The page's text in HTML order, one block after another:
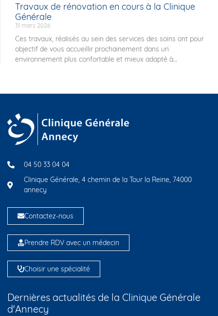
Travaux de rénovation en cours à la Clinique
Générale
31 mars 2026
Ces travaux, réalisés au sein des services des soins ont pour
objectif de vous accueillir prochainement dans un
environnement plus confortable et mieux adapté à
04 50 33 04 04
Clinique Générale, 4 chemin de la Tour la Reine, 74000
annecy
Contactez-nous
Prendre RDV avec un médecin
Choisir une spécialité
Dernières actualités de la Clinique Générale
d'Annecy